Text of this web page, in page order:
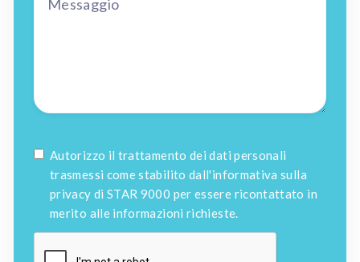
Autorizzo il trattamento dei dati personali
trasmessi come stabilito dall'informativa sulla
privacy di STAR 9000 per essere ricontattato in
merito alle informazioni richieste.